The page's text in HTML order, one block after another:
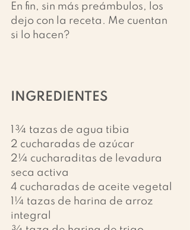
En fin, sin más preámbulos, los
dejo con la receta. Me cuentan
si lo hacen?
INGREDIENTES
1¾ tazas de agua tibia
2 cucharadas de azúcar
2¼ cucharaditas de levadura
seca activa
4 cucharadas de aceite vegetal
1¼ tazas de harina de arroz
integral